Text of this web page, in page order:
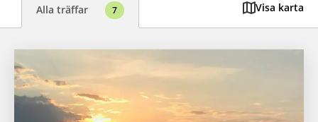
Alla träffar 7 Visa karta